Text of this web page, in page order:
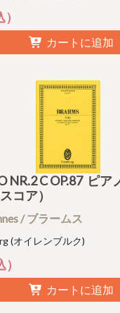
カートに追加
NR.2 C OP.87 ピ
コア）
/ ブラームス
(オイレンブルク)
カートに追加